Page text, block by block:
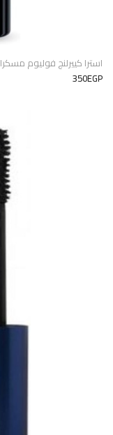
استرا كييرلنج فوليوم مسكرا
350EGP